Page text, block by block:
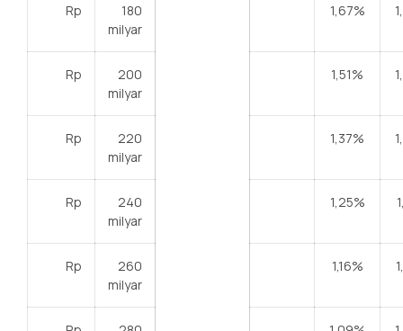
Rp
180
milyar
1,67%
Rp
200
milyar
1,51%
Rp
220
milyar
1,37%
Rp
240
milyar
1,25%
Rp
260
milyar
1,16%